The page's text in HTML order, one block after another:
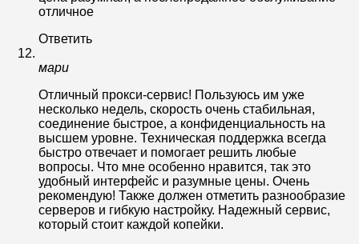
отличное
Ответить
мари
Отличный прокси-сервис! Пользуюсь им уже
несколько недель, скорость очень стабильная,
соединение быстрое, а конфиденциальность на
высшем уровне. Техническая поддержка всегда
быстро отвечает и помогает решить любые
вопросы. Что мне особенно нравится, так это
удобный интерфейс и разумные цены. Очень
рекомендую! Также должен отметить разнообразие
серверов и гибкую настройку. Надежный сервис,
который стоит каждой копейки.